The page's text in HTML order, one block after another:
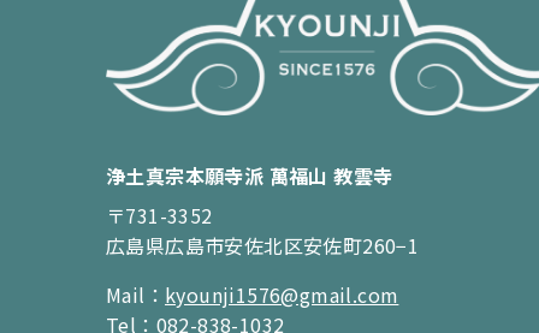
浄土真宗本願寺派 萬福山 教雲寺
〒731-3352
広島県広島市安佐北区安佐町260−1
Mail： kyounji1576@gmail.com
Tel： 082-838-1032